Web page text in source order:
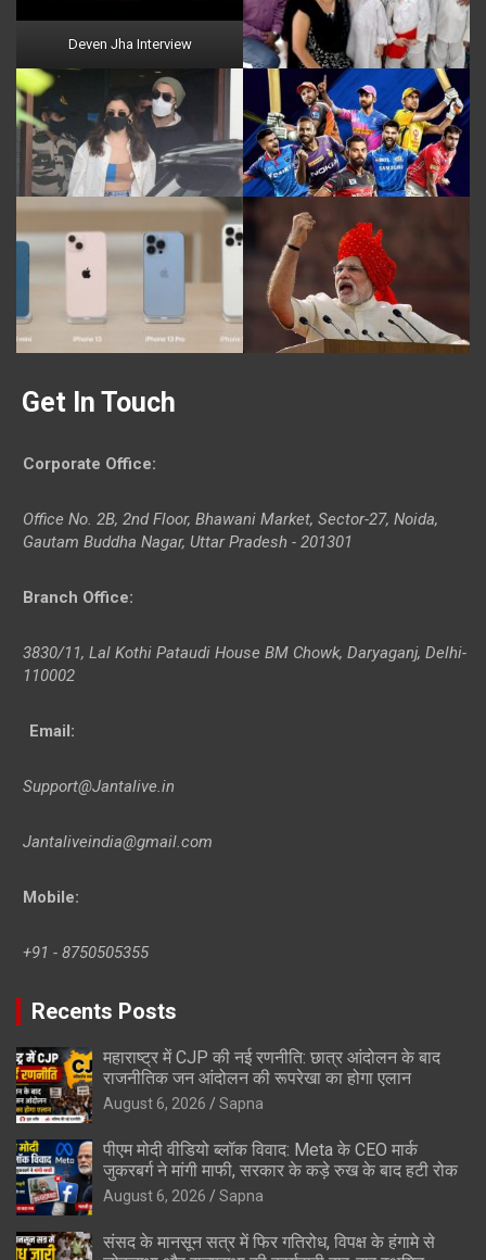
Deven Jha Interview
Get In Touch
Corporate Office:
Office No. 2B, 2nd Floor, Bhawani Market, Sector-27, Noida,
Gautam Buddha Nagar, Uttar Pradesh - 201301
Branch Office:
3830/11, Lal Kothi Pataudi House BM Chowk, Daryaganj, Delhi-
110002
Email:
Support@Jantalive.in
Jantaliveindia@gmail.com
Mobile:
+91 - 8750505355
Recents Posts
महाराष्ट्र में CJP की नई रणनीति: छात्र आंदोलन के बाद
राजनीतिक जन आंदोलन की रूपरेखा का होगा एलान
August 6, 2026 Sapna
पीएम मोदी वीडियो ब्लॉक विवाद: Meta के CEO मार्क
जुकरबर्ग ने मांगी माफी, सरकार के कड़े रुख के बाद हटी रोक
August 6, 2026 Sapna
संसद के मानसून सत्र में फिर गतिरोध, विपक्ष के हंगामे से